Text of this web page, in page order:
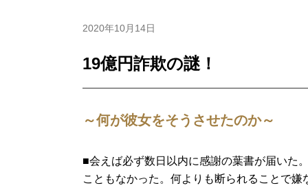
2020年10月14日
19億円詐欺の謎！
～何が彼女をそうさせたのか～
■会えば必ず数日以内に感謝の葉書が届いた
こともなかった。何よりも断られることで